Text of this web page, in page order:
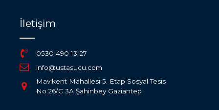
İletişim
0530 490 13 27
info@ustasucu.com
Mavikent Mahallesi 5. Etap Sosyal Tesis
No:26/C 3A Şahinbey Gaziantep